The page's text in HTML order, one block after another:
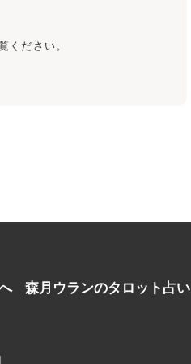
ください。
森月ウランのタロット占い